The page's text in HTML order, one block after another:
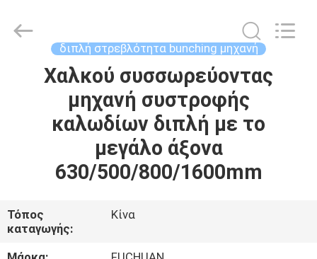
ΣΠΊΤΙ
ΠΡΟΪΌΝΤΑ
ΒΊΝΤΕΟ
ΕΜΦΆΝΙΣΗ
VR
and
Mechanical
διπλή στρεβλότητα bunching μηχανή
Χαλκού συσσωρεύοντας
μηχανή συστροφής
καλωδίων διπλή με το
μεγάλο άξονα
630/500/800/1600mm
Τόπος
καταγωγής:
Κίνα